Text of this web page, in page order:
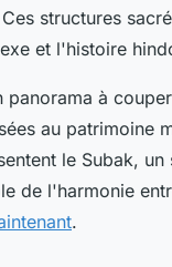
structures
et l'histoire
panorama à
au patrimoine
le Subak,
de l'harmonie
.